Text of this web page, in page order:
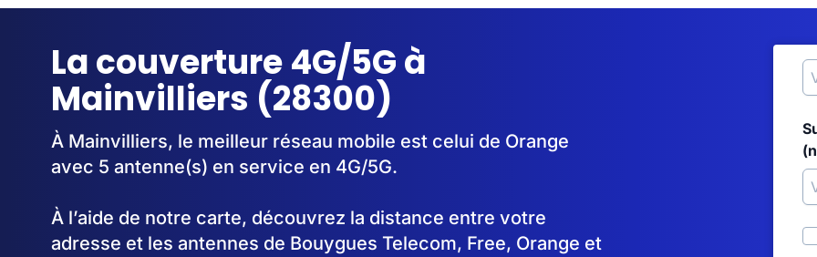
La couverture 4G/5G à
Mainvilliers (28300)
À Mainvilliers, le meilleur réseau mobile est celui de Orange
avec 5 antenne(s) en service en 4G/5G.
À l’aide de notre carte, découvrez la distance entre votre
adresse et les antennes de Bouygues Telecom, Free, Orange et